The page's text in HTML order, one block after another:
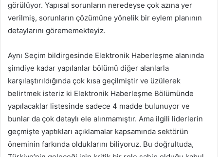
görülüyor. Yapısal sorunların neredeyse çok azına yer
verilmiş, sorunların çözümüne yönelik bir eylem planının
detaylarını görememekteyiz.
Aynı Seçim bildirgesinde Elektronik Haberleşme alanında
şimdiye kadar yapılanlar bölümü diğer alanlarla
karşılaştırıldığında çok kısa geçilmiştir ve üzülerek
belirtmek isteriz ki Elektronik Haberleşme Bölümünde
yapılacaklar listesinde sadece 4 madde bulunuyor ve
bunlar da çok detaylı ele alınmamıştır. Ama ilgili liderlerin
geçmişte yaptıkları açıklamalar kapsamında sektörün
öneminin farkında olduklarını biliyoruz. Bu doğrultuda,